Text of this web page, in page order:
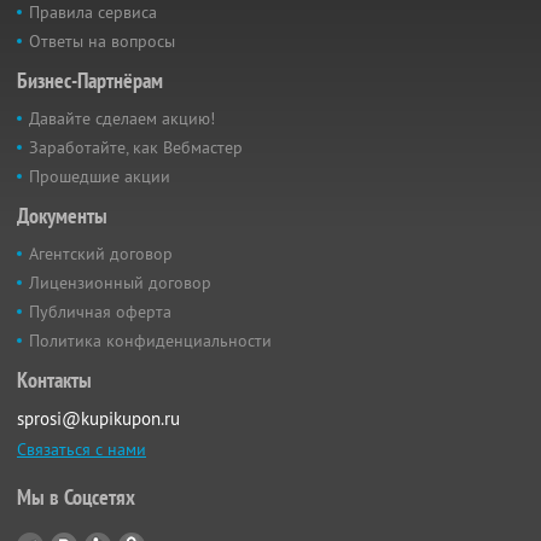
Правила сервиса
Ответы на вопросы
Бизнес-Партнёрам
Давайте сделаем акцию!
Заработайте, как Вебмастер
Прошедшие акции
Документы
Агентский договор
Лицензионный договор
Публичная оферта
Политика конфиденциальности
Контакты
sprosi@kupikupon.ru
Связаться с нами
Мы в Соцсетях